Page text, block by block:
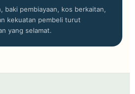
baki pembiayaan, kos berkaitan,
kekuatan pembeli turut
yang selamat.